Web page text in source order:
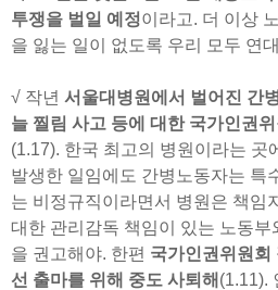
투쟁을 벌일 예정이라고. 더 이상
을 잃는 일이 없도록 우리 모두 연
√ 작년 서울대병원에서 벌어진 간
늘 찔림 사고 등에 대한 국가인권
(1.17). 한국 최고의 병원이라는 곳
발생한 일임에도 간병노동자는 특
는 비정규직이라면서 병원은 책임
대한 관리감독 책임이 있는 노동부
을 권고해야. 한편 국가인권위원회
선 출마를 위해 중도 사퇴해 (1.11).